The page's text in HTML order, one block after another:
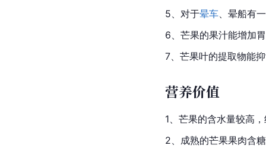
5、对于晕车、晕船有
6、芒果的果汁能增加
7、芒果叶的提取物能
营养价值
1、芒果的含水量较高
2、成熟的芒果果肉含